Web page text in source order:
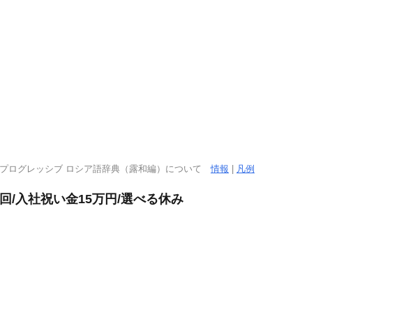
プログレッシブ ロシア語辞典（露和編）について情報 凡例
/入社祝い金15万円/選べる休み